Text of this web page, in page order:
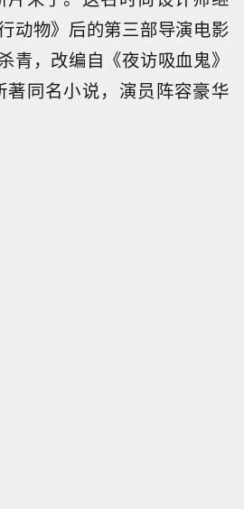
动物》后的第三部导演电影
青，改编自《夜访吸血鬼》
著同名小说，演员阵容豪华